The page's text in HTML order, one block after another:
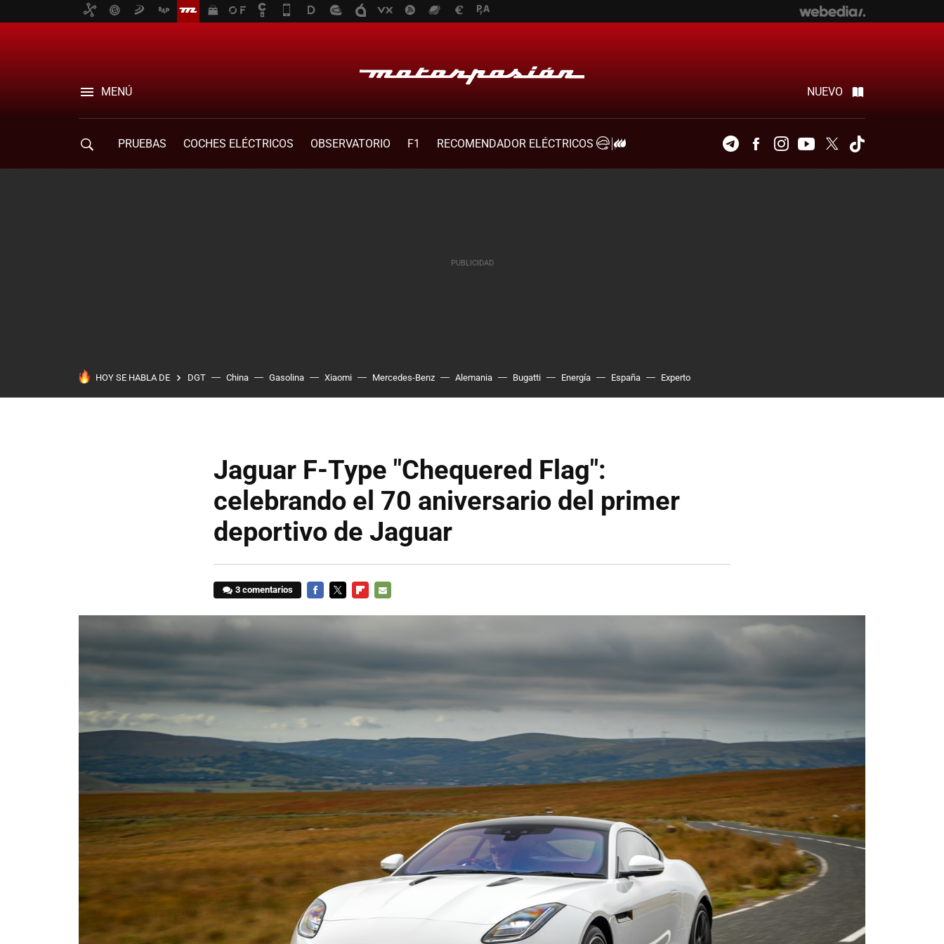
MENÚ NUEVO
PRUEBAS COCHES ELÉCTRICOS OBSERVATORIO F1
RECOMENDADOR ELÉCTRICOS
TelegramFacebookInstagramYoutubeTwitter
HOY SE HABLA DE DGT China Gasolina Xiaomi Mercedes-Benz Alemania Bugatti Energía España Experto
Jaguar F-Type "Chequered Flag":
celebrando el 70 aniversario del primer
deportivo de Jaguar
3 comentarios